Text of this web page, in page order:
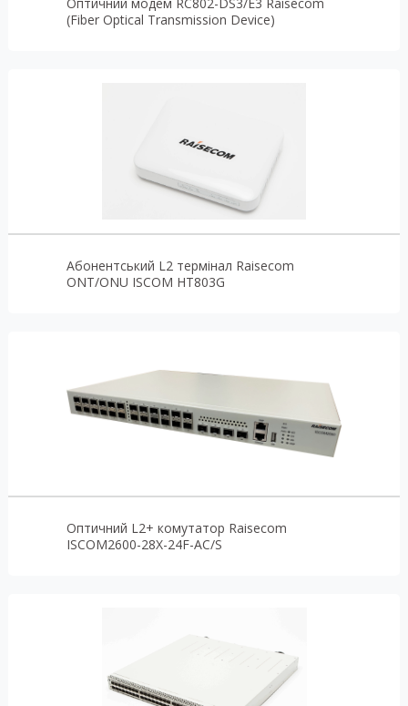
(Fiber Optical Transmission Device)
Абонентський L2 термінал Raisecom
ONT/ONU ISCOM HT803G
Оптичний L2+ комутатор Raisecom
ISCOM2600-28X-24F-AC/S